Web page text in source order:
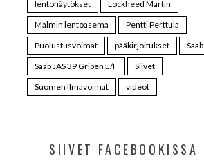
lentonäytökset
Lockheed Martin
Malmin lentoasema
Pentti Perttula
Puolustusvoimat
pääkirjoitukset
Saab
Saab JAS 39 Gripen E/F
Siivet
Suomen Ilmavoimat
videot
SIIVET FACEBOOKISSA